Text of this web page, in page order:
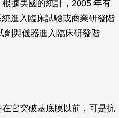
據美國的統計，2005 年有
進入臨床試驗或商業研發階
劑與儀器進入臨床研發階
它突破基底膜以前，可是抗